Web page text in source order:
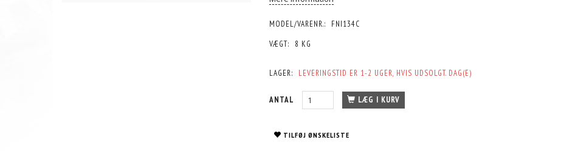
MODEL/VARENR.:
FNI134C
VÆGT:
8 KG
LAGER: LEVERINGSTID ER 1-2 UGER, HVIS UDSOLGT. DAG(E)
ANTAL LÆG I KURV
TILFØJ ØNSKELISTE